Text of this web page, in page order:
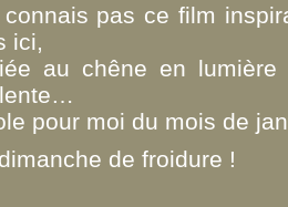
pas ce film
ici,
au chêne en
pour moi du mois de
de froidure !